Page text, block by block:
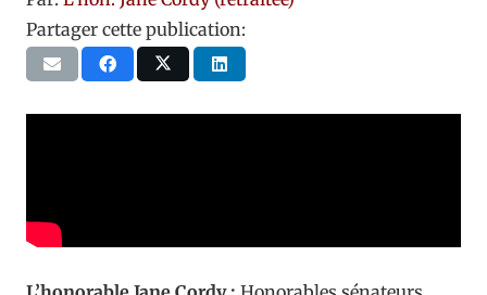
Partager cette publication: